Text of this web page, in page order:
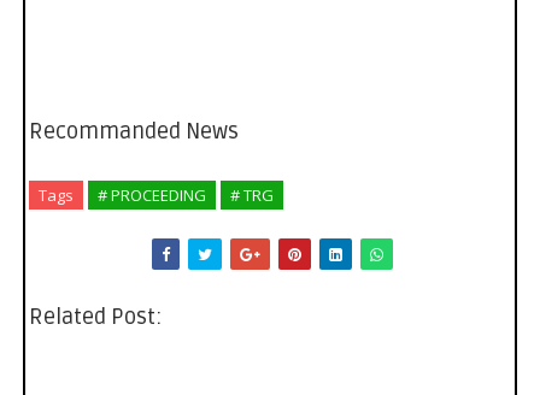
Recommanded News
Tags # PROCEEDING # TRG
Related Post: